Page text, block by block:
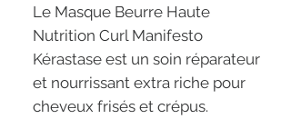
Le Masque Beurre Haute
Nutrition Curl Manifesto
Kérastase est un soin réparateur
et nourrissant extra riche pour
cheveux frisés et crépus.